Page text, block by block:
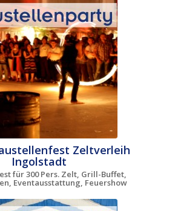
Zeltverleih
Ingolstadt
für 300 Pers. Zelt, Grill-Buffet,
Eventausstattung, Feuershow